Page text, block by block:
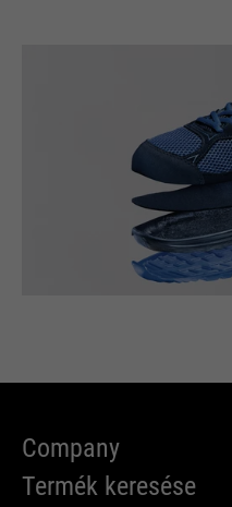
Company
Termék keresése